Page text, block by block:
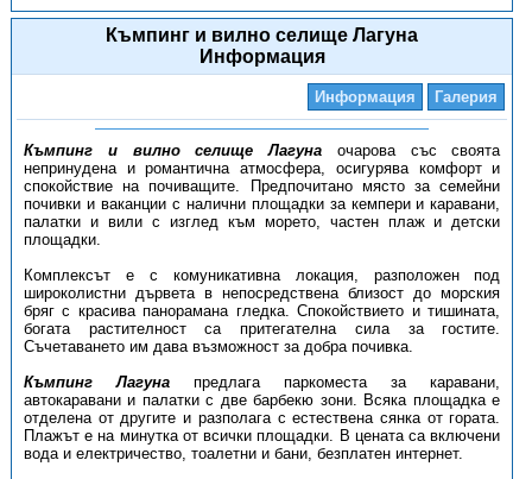
Къмпинг и вилно селище Лагуна
Информация
Информация Галерия
Къмпинг и вилно селище Лагуна очарова със своята
непринудена и романтична атмосфера, осигурява комфорт и
спокойствие на почиващите. Предпочитано място за семейни
почивки и ваканции с налични площадки за кемпери и каравани,
палатки и вили с изглед към морето, частен плаж и детски
площадки.
Комплексът е с комуникативна локация, разположен под
широколистни дървета в непосредствена близост до морския
бряг с красива панорамана гледка. Спокойствието и тишината,
богата растителност са притегателна сила за гостите.
Съчетаването им дава възможност за добра почивка.
Къмпинг Лагунапредлага паркоместа за каравани,
автокаравани и палатки с две барбекю зони. Всяка площадка е
отделена от другите и разполага с естествена сянка от гората.
Плажът е на минутка от всички площадки. В цената са включени
вода и електричество, тоалетни и бани, безплатен интернет.